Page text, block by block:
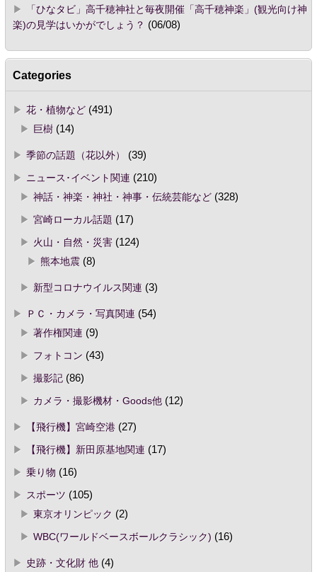
「ひなタビ」高千穂神社と毎夜開催「高千穂神楽」(観光向け神
楽)の見学はいかがでしょう？ (06/08)
Categories
花・植物など(491)
巨樹(14)
季節の話題（花以外）
(39)
ニュース･イベント関連 (210)
神話・神楽・神社・神事・伝統芸能など(328)
宮崎ローカル話題 (17)
火山・自然・災害(124)
熊本地震(8)
新型コロナウイルス関連 (3)
ＰＣ・カメラ・写真関連 (54)
著作権関連 (9)
フォトコン (43)
撮影記(86)
カメラ・撮影機材・Goods他(12)
【飛行機】宮崎空港(27)
【飛行機】新田原基地関連 (17)
乗り物 (16)
スポーツ (105)
東京オリンピック (2)
WBC(ワールドベースボールクラシック) (16)
史跡・文化財 他(4)